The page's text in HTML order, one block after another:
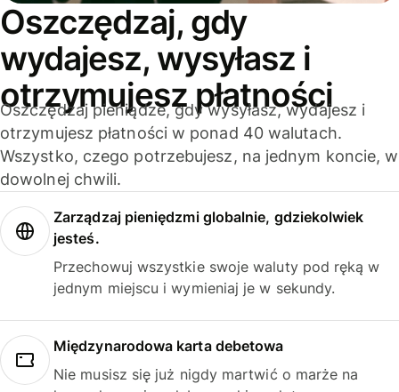
Oszczędzaj, gdy
wydajesz, wysyłasz i
otrzymujesz płatności
Oszczędzaj pieniądze, gdy wysyłasz, wydajesz i
otrzymujesz płatności w ponad 40 walutach.
Wszystko, czego potrzebujesz, na jednym koncie, w
dowolnej chwili.
Zarządzaj pieniędzmi globalnie, gdziekolwiek
jesteś.
Przechowuj wszystkie swoje waluty pod ręką w
jednym miejscu i wymieniaj je w sekundy.
Międzynarodowa karta debetowa
Nie musisz się już nigdy martwić o marże na